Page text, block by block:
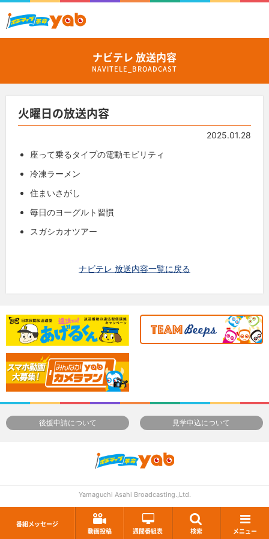
番組メッセージ
動画投稿
週間番組表 検索 メニュー
ナビテレ 放送内容
NAVITELE_BROADCAST
火曜日の放送内容
2025.01.28
座って乗るタイプの電動モビリティ
冷凍ラーメン
住まいさがし
毎日のヨーグルト習慣
スガシカオツアー
ナビテレ 放送内容一覧に戻る
後援申請について 見学申込について
Yamaguchi Asahi Broadcasting.,Ltd.